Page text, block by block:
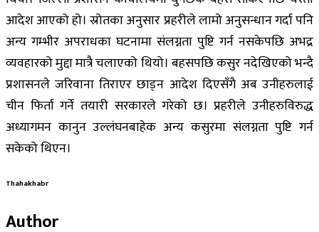
आदेश आएको हो। स्रोतका अनुसार प्रहरीले लामो अनुसन्धान गर्दा पनि
अन्य गम्भीर अपराधका घटनामा संलग्नता पुष्टि गर्न नसकेपछि अभद्र
व्यवहारको मुद्दा मात्रै चलाएको थियो। बहसपछि कसुर नदेखिएको भन्दै
प्रशासनले जरिवाना तिराएर छाड्न आदेश दिएसँगै अब उनीहरुलाई
चीन फिर्ता गर्ने तयारी सरकारले गरेको छ। प्रहरीले उनीहरुविरुद्ध
अध्यागमन कानुन उल्लंघनबाहेक अन्य कसुरमा संलग्नता पुष्टि गर्न
सकेको थिएन।
Thahakhabr
Author